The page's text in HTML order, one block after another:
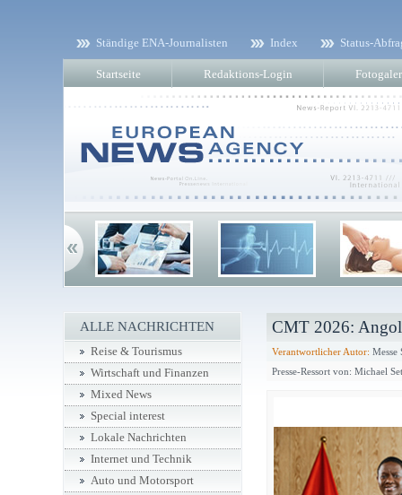
Ständige ENA-Journalisten Index Status-
Startseite Redaktions-Login
CMT 2026:
Verantwortlicher Autor: Messe
Presse-Ressort von: Michael
ALLE NACHRICHTEN
Reise & Tourismus
Wirtschaft und Finanzen
Mixed News
Special interest
Lokale Nachrichten
Internet und Technik
Auto und Motorsport